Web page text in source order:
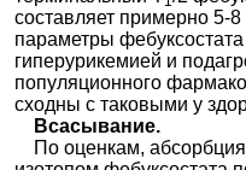
составляет примерно 5-
параметры
гиперурикемией и
популяционного
сходны с таковыми у
Всасывание.
По оценкам,